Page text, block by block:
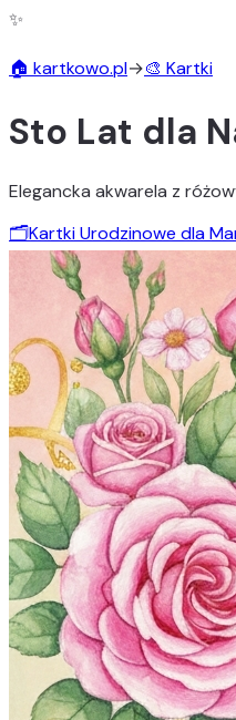
✨
🏠 kartkowo.pl→🎨 Kartki
Sto Lat dla
Elegancka akwarela z
🗂️Kartki Urodzinowe dla